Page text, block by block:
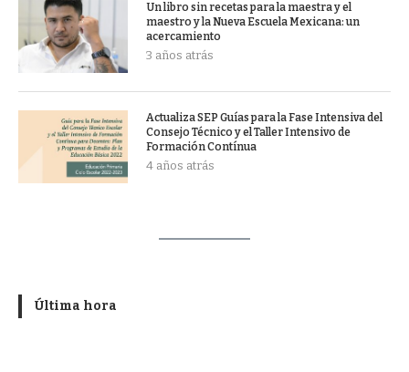
Un libro sin recetas para la maestra y el
maestro y la Nueva Escuela Mexicana: un
acercamiento
3 años atrás
Actualiza SEP Guías para la Fase Intensiva del
Consejo Técnico y el Taller Intensivo de
Formación Contínua
4 años atrás
Última hora